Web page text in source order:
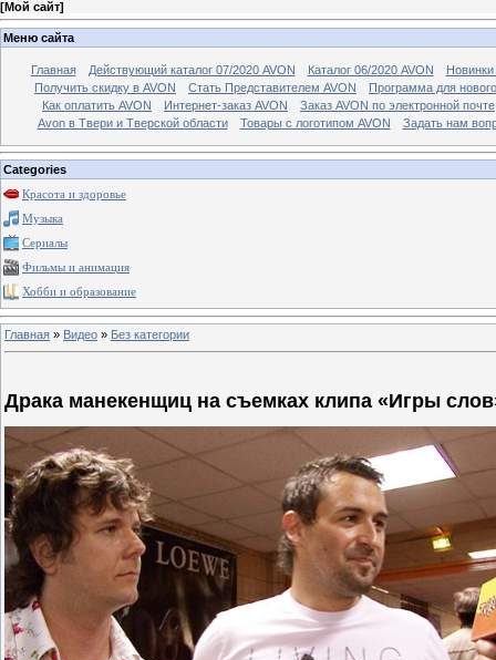
[Мой сайт]
Меню сайта
Главная Действующий каталог 07/2020 AVON Каталог 06/2020 AVON
Новинки
Получить скидку в AVON
Стать Представителем AVON
Программа для
Как оплатить AVON
Интернет-заказ AVON
Заказ AVON по электронной почте
Avon в Твери и Тверской области
Товары с логотипом AVON Задать нам
Categories
Красота и здоровье
Музыка
Сериалы
Фильмы и анимация
Хобби и образование
Главная » Видео » Без категории
Драка манекенщиц на съемках клипа «Игры